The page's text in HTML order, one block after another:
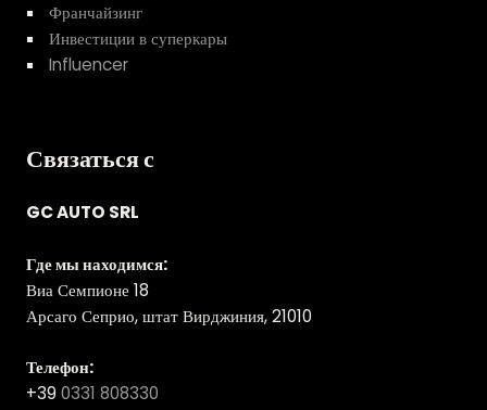
Франчайзинг
Инвестиции в суперкары
Influencer
Связаться с
GC AUTO SRL
Где мы находимся:
Виа Семпионе 18
Арсаго Сеприо, штат Вирджиния, 21010
Телефон:
+39 0331 808330